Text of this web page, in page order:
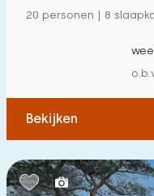
20 personen | 8
Bekijken